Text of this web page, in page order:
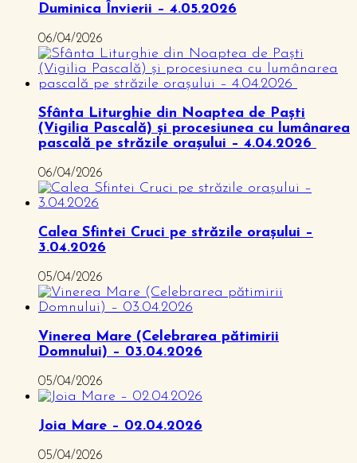
Duminica Învierii – 4.05.2026
06/04/2026
Sfânta Liturghie din Noaptea de Paști
(Vigilia Pascală) și procesiunea cu lumânarea
pascală pe străzile orașului – 4.04.2026
06/04/2026
Calea Sfintei Cruci pe străzile orașului –
3.04.2026
05/04/2026
Vinerea Mare (Celebrarea pătimirii
Domnului) – 03.04.2026
05/04/2026
Joia Mare – 02.04.2026
05/04/2026